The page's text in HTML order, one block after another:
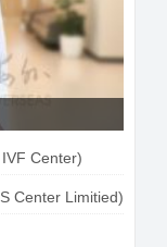
Center)
Center Limitied)